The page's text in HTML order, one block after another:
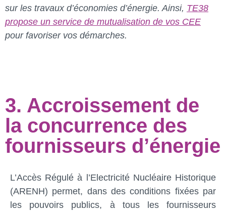
sur les travaux d’économies d’énergie. Ainsi, TE38
propose un service de mutualisation de vos CEE
pour favoriser vos démarches.
3. Accroissement de
la concurrence des
fournisseurs d’énergie
L’Accès Régulé à l’Electricité Nucléaire Historique
(ARENH) permet, dans des conditions fixées par
les pouvoirs publics, à tous les fournisseurs